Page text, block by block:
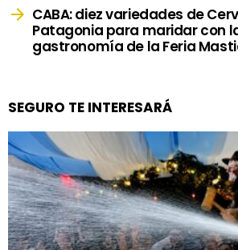
CABA: diez variedades de
Patagonia para maridar con
gastronomía de la Feria
SEGURO TE INTERESARÁ